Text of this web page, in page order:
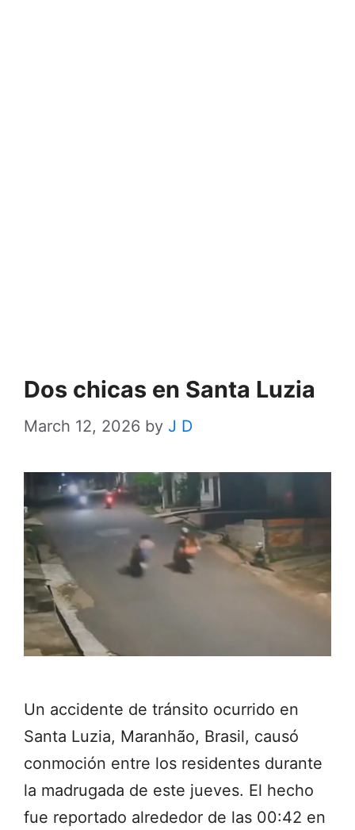
Dos chicas en Santa Luzia
March 12, 2026 by J D
Un accidente de tránsito ocurrido en
Santa Luzia, Maranhão, Brasil, causó
conmoción entre los residentes durante
la madrugada de este jueves. El hecho
fue reportado alrededor de las 00:42 en